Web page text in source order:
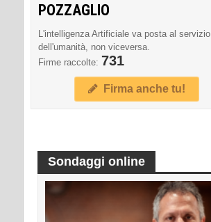
POZZAGLIO
L'intelligenza Artificiale va posta al servizio
dell'umanità, non viceversa.
Firme raccolte: 731
Firma anche tu!
Sondaggi online